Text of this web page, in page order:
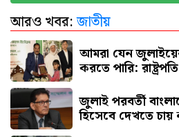
হঠাৎ রিপাবলিক
আরও খবর:জাতীয়
আমরা যেন
করতে পারি: রাষ্ট্রপতি
জুলাই পরবর্তী
হিসেবে দেখতে চায়